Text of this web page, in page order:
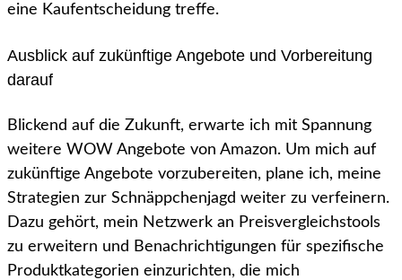
eine Kaufentscheidung treffe.
Ausblick auf zukünftige Angebote und Vorbereitung
darauf
Blickend auf die Zukunft, erwarte ich mit Spannung
weitere WOW Angebote von Amazon. Um mich auf
zukünftige Angebote vorzubereiten, plane ich, meine
Strategien zur Schnäppchenjagd weiter zu verfeinern.
Dazu gehört, mein Netzwerk an Preisvergleichstools
zu erweitern und Benachrichtigungen für spezifische
Produktkategorien einzurichten, die mich